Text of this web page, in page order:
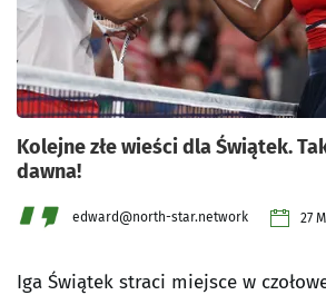
Kolejne złe wieści dla Świątek.
dawna!
edward@north-star.network 27
Iga Świątek straci miejsce w